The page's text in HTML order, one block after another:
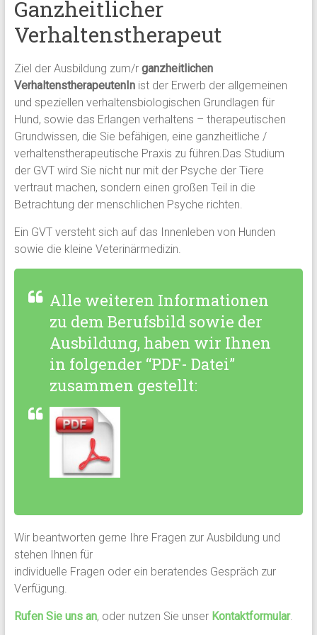
l
o
g
e
A
u
s
b
i
l
d
u
n
Ganzheitlicher
Verhaltenstherapeut
Ziel der Ausbildung zum/r ganzheitlichen
VerhaltenstherapeutenInist der Erwerb der allgemeinen
und speziellen verhaltensbiologischen Grundlagen für
Hund, sowie das Erlangen verhaltens – therapeutischen
Grundwissen, die Sie befähigen, eine ganzheitliche /
verhaltenstherapeutische Praxis zu führen.Das Studium
der GVT wird Sie nicht nur mit der Psyche der Tiere
vertraut machen, sondern einen großen Teil in die
Betrachtung der menschlichen Psyche richten.
Ein GVT versteht sich auf das Innenleben von Hunden
sowie die kleine Veterinärmedizin.
Alle weiteren Informationen
zu dem Berufsbild sowie der
Ausbildung, haben wir Ihnen
in folgender “PDF- Datei”
zusammen gestellt:
Wir beantworten gerne Ihre Fragen zur Ausbildung und
stehen Ihnen für
individuelle Fragen oder ein beratendes Gespräch zur
Verfügung.
Rufen Sie uns an, oder nutzen Sie unser Kontaktformular.